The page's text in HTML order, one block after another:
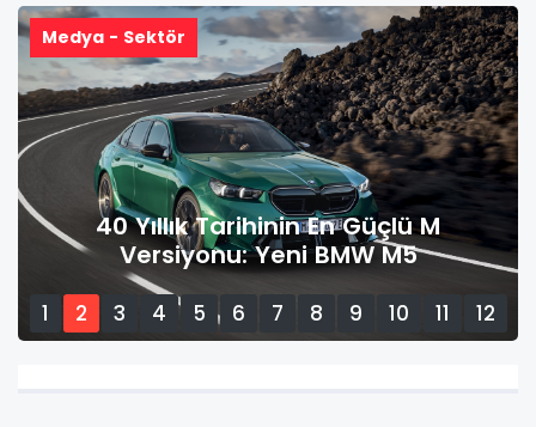
Medya - Sektör
40 Yıllık Tarihinin En Güçlü M
Versiyonu: Yeni BMW M5
1 2 3 4 5 6 7 8 9 10 11
12